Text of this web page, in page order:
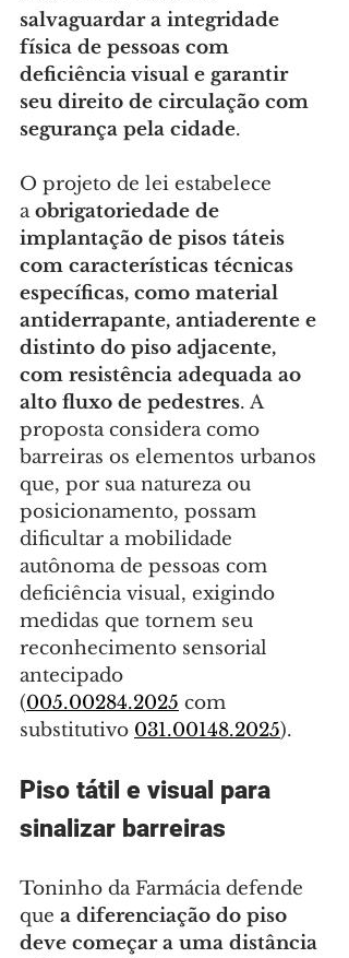
salvaguardar a integridade
física de pessoas com
deficiência visual e garantir
seu direito de circulação com
segurança pela cidade.
O projeto de lei estabelece
a obrigatoriedade de
implantação de pisos táteis
com características técnicas
específicas, como material
antiderrapante, antiaderente e
distinto do piso adjacente,
com resistência adequada ao
alto fluxo de pedestres. A
proposta considera como
barreiras os elementos urbanos
que, por sua natureza ou
posicionamento, possam
dificultar a mobilidade
autônoma de pessoas com
deficiência visual, exigindo
medidas que tornem seu
reconhecimento sensorial
antecipado
(005.00284.2025 com
substitutivo 031.00148.2025).
Piso tátil e visual para
sinalizar barreiras
Toninho da Farmácia defende
que a diferenciação do piso
deve começar a uma distância